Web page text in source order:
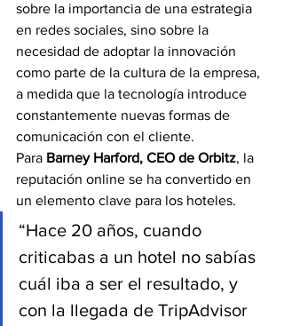
sobre la importancia de una estrategia
en redes sociales, sino sobre la
necesidad de adoptar la innovación
como parte de la cultura de la empresa,
a medida que la tecnología introduce
constantemente nuevas formas de
comunicación con el cliente.
Para Barney Harford, CEO de Orbitz, la
reputación online se ha convertido en
un elemento clave para los hoteles.
“Hace 20 años, cuando
criticabas a un hotel no sabías
cuál iba a ser el resultado, y
con la llegada de TripAdvisor